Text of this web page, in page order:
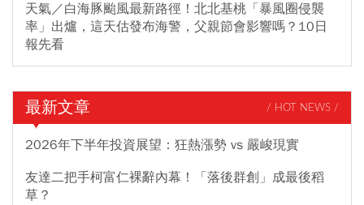
天氣／白海豚颱風最新路徑！北北基桃「暴風圈侵襲
率」出爐，這天估發布海警，父親節會影響嗎？10日
報先看
最新文章 / HOT NEWS /
2026年下半年投資展望：狂熱漲勢 vs 嚴峻現實
友達二把手柯富仁裸辭內幕！「落後群創」成最後稻
草？